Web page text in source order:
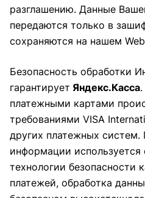
разглашению. Данные
передаются только в
сохраняются на нашем
Безопасность обработки
гарантирует Яндекс.Касса
платежными картами
требованиями VISA
других платежных систем.
информации используется
технологии безопасности
платежей, обработка